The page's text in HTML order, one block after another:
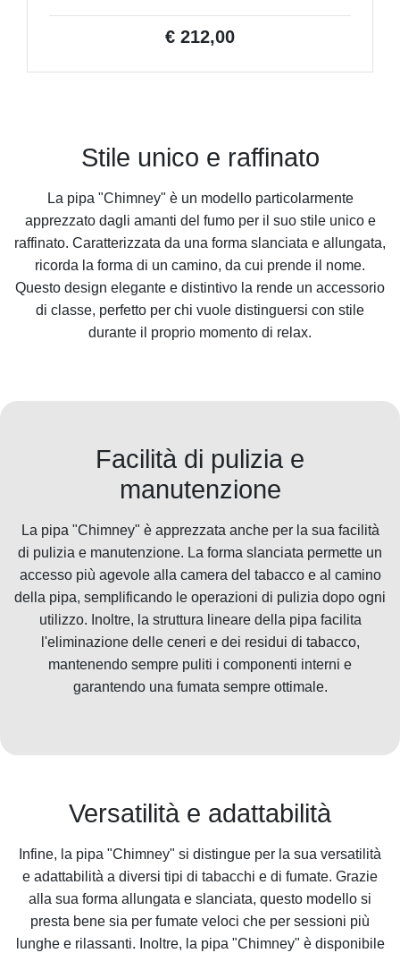
€ 212,00
Stile unico e raffinato
La pipa "Chimney" è un modello particolarmente
apprezzato dagli amanti del fumo per il suo stile unico e
raffinato. Caratterizzata da una forma slanciata e allungata,
ricorda la forma di un camino, da cui prende il nome.
Questo design elegante e distintivo la rende un accessorio
di classe, perfetto per chi vuole distinguersi con stile
durante il proprio momento di relax.
Facilità di pulizia e
manutenzione
La pipa "Chimney" è apprezzata anche per la sua facilità
di pulizia e manutenzione. La forma slanciata permette un
accesso più agevole alla camera del tabacco e al camino
della pipa, semplificando le operazioni di pulizia dopo ogni
utilizzo. Inoltre, la struttura lineare della pipa facilita
l'eliminazione delle ceneri e dei residui di tabacco,
mantenendo sempre puliti i componenti interni e
garantendo una fumata sempre ottimale.
Versatilità e adattabilità
Infine, la pipa "Chimney" si distingue per la sua versatilità
e adattabilità a diversi tipi di tabacchi e di fumate. Grazie
alla sua forma allungata e slanciata, questo modello si
presta bene sia per fumate veloci che per sessioni più
lunghe e rilassanti. Inoltre, la pipa "Chimney" è disponibile